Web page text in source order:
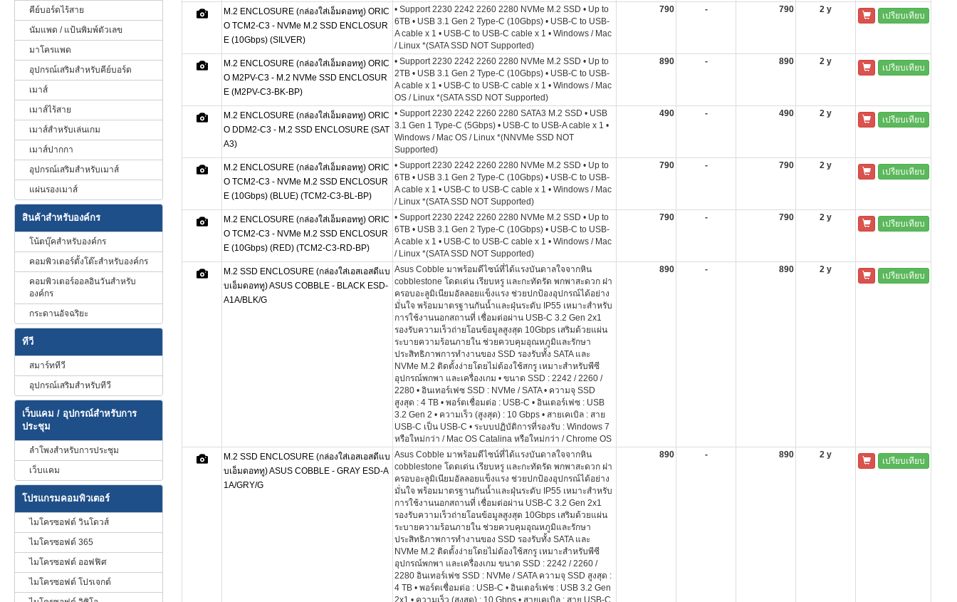
คีย์บอร์ดไร้สาย
นัมแพด / แป้นพิมพ์ตัวเลข
มาโครแพด
อุปกรณ์เสริมสำหรับคีย์บอร์ด
เมาส์
เมาส์ไร้สาย
เมาส์สำหรับเล่นเกม
เมาส์ปากกา
อุปกรณ์เสริมสำหรับเมาส์
แผ่นรองเมาส์
สินค้าสำหรับองค์กร
โน้ตบุ๊คสำหรับองค์กร
คอมพิวเตอร์ตั้งโต๊ะสำหรับองค์กร
คอมพิวเตอร์ออลอินวันสำหรับ
องค์กร
กระดานอัจฉริยะ
ทีวี
สมาร์ททีวี
อุปกรณ์เสริมสำหรับทีวี
เว็บแคม / อุปกรณ์สำหรับการ
ประชุม
ลำโพงสำหรับการประชุม
เว็บแคม
โปรแกรมคอมพิวเตอร์
ไมโครซอฟต์ วินโดวส์
ไมโครซอฟต์ 365
ไมโครซอฟต์ ออฟฟิศ
ไมโครซอฟต์ โปรเจกต์
M.2 ENCLOSURE (กล่องใส่เอ็มดอททู) ORIC
O TCM2-C3 - NVMe M.2 SSD ENCLOSUR
E (10Gbps) (SILVER)
• Support 2230 2242 2260 2280 NVMe M.2 SSD • Up to
6TB • USB 3.1 Gen 2 Type-C (10Gbps) • USB-C to USB-
A cable x 1 • USB-C to USB-C cable x 1 • Windows / Mac
/ Linux *(SATA SSD NOT Supported)
790 - 790 2 y
เปรียบเทียบ
M.2 ENCLOSURE (กล่องใส่เอ็มดอททู) ORIC
O M2PV-C3 - M.2 NVMe SSD ENCLOSUR
E (M2PV-C3-BK-BP)
• Support 2230 2242 2260 2280 NVMe M.2 SSD • Up to
2TB • USB 3.1 Gen 2 Type-C (10Gbps) • USB-C to USB-
A cable x 1 • USB-C to USB-C cable x 1 • Windows / Mac
OS / Linux *(SATA SSD NOT Supported)
890 - 890 2 y
เปรียบเทียบ
M.2 ENCLOSURE (กล่องใส่เอ็มดอททู) ORIC
O DDM2-C3 - M.2 SSD ENCLOSURE (SAT
A3)
• Support 2230 2242 2260 2280 SATA3 M.2 SSD • USB
3.1 Gen 1 Type-C (5Gbps) • USB-C to USB-A cable x 1 •
Windows / Mac OS / Linux *(NNVMe SSD NOT
Supported)
490 - 490 2 y
เปรียบเทียบ
M.2 ENCLOSURE (กล่องใส่เอ็มดอททู) ORIC
O TCM2-C3 - NVMe M.2 SSD ENCLOSUR
E (10Gbps) (BLUE) (TCM2-C3-BL-BP)
• Support 2230 2242 2260 2280 NVMe M.2 SSD • Up to
6TB • USB 3.1 Gen 2 Type-C (10Gbps) • USB-C to USB-
A cable x 1 • USB-C to USB-C cable x 1 • Windows / Mac
/ Linux *(SATA SSD NOT Supported)
790 - 790 2 y
เปรียบเทียบ
M.2 ENCLOSURE (กล่องใส่เอ็มดอททู) ORIC
O TCM2-C3 - NVMe M.2 SSD ENCLOSUR
E (10Gbps) (RED) (TCM2-C3-RD-BP)
• Support 2230 2242 2260 2280 NVMe M.2 SSD • Up to
6TB • USB 3.1 Gen 2 Type-C (10Gbps) • USB-C to USB-
A cable x 1 • USB-C to USB-C cable x 1 • Windows / Mac
/ Linux *(SATA SSD NOT Supported)
790 - 790 2 y
เปรียบเทียบ
M.2 SSD ENCLOSURE (กล่องใส่เอสเอสดีแบ
บเอ็มดอททู) ASUS COBBLE - BLACK ESD-
A1A/BLK/G
Asus Cobble มาพร้อมดีไซน์ที่ได้แรงบันดาลใจจากหิน
cobblestone โดดเด่น เรียบหรู และกะทัดรัด พกพาสะดวก ฝา
ครอบอะลูมิเนียมอัลลอยแข็งแรง ช่วยปกป้องอุปกรณ์ได้อย่าง
มั่นใจ พร้อมมาตรฐานกันน้ำและฝุ่นระดับ IP55 เหมาะสำหรับ
การใช้งานนอกสถานที่ เชื่อมต่อผ่าน USB-C 3.2 Gen 2x1
รองรับความเร็วถ่ายโอนข้อมูลสูงสุด 10Gbps เสริมด้วยแผ่น
ระบายความร้อนภายใน ช่วยควบคุมอุณหภูมิและรักษา
ประสิทธิภาพการทำงานของ SSD รองรับทั้ง SATA และ
NVMe M.2 ติดตั้งง่ายโดยไม่ต้องใช้สกรู เหมาะสำหรับพีซี
อุปกรณ์พกพา และเครื่องเกม • ขนาด SSD : 2242 / 2260 /
2280 • อินเทอร์เฟซ SSD : NVMe / SATA • ความจุ SSD
สูงสุด : 4 TB • พอร์ตเชื่อมต่อ : USB-C • อินเตอร์เฟซ : USB
3.2 Gen 2 • ความเร็ว (สูงสุด) : 10 Gbps • สายเคเบิล : สาย
USB-C เป็น USB-C • ระบบปฏิบัติการที่รองรับ : Windows 7
หรือใหม่กว่า / Mac OS Catalina หรือใหม่กว่า / Chrome OS
890 - 890 2 y
เปรียบเทียบ
M.2 SSD ENCLOSURE (กล่องใส่เอสเอสดีแบ
บเอ็มดอททู) ASUS COBBLE - GRAY ESD-A
1A/GRY/G
Asus Cobble มาพร้อมดีไซน์ที่ได้แรงบันดาลใจจากหิน
cobblestone โดดเด่น เรียบหรู และกะทัดรัด พกพาสะดวก ฝา
ครอบอะลูมิเนียมอัลลอยแข็งแรง ช่วยปกป้องอุปกรณ์ได้อย่าง
มั่นใจ พร้อมมาตรฐานกันน้ำและฝุ่นระดับ IP55 เหมาะสำหรับ
การใช้งานนอกสถานที่ เชื่อมต่อผ่าน USB-C 3.2 Gen 2x1
รองรับความเร็วถ่ายโอนข้อมูลสูงสุด 10Gbps เสริมด้วยแผ่น
ระบายความร้อนภายใน ช่วยควบคุมอุณหภูมิและรักษา
ประสิทธิภาพการทำงานของ SSD รองรับทั้ง SATA และ
NVMe M.2 ติดตั้งง่ายโดยไม่ต้องใช้สกรู เหมาะสำหรับพีซี
อุปกรณ์พกพา และเครื่องเกม ขนาด SSD : 2242 / 2260 /
2280 อินเทอร์เฟซ SSD : NVMe / SATA ความจุ SSD สูงสุด :
4 TB • พอร์ตเชื่อมต่อ : USB-C • อินเตอร์เฟซ : USB 3.2 Gen
890 - 890 2 y
เปรียบเทียบ